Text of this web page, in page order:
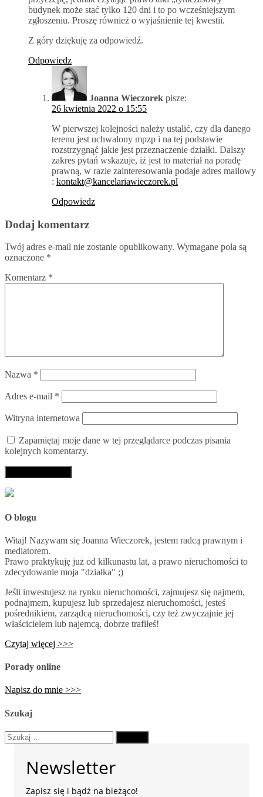
budynek może stać tylko 120 dni i to po wcześniejszym
zgłoszeniu. Proszę również o wyjaśnienie tej kwestii.
Z góry dziękuję za odpowiedź.
Odpowiedz
Joanna Wieczorek pisze:
26 kwietnia 2022 o 15:55
W pierwszej kolejności należy ustalić, czy dla danego
terenu jest uchwalony mpzp i na tej podstawie
rozstrzygnąć jakie jest przeznaczenie działki. Dalszy
zakres pytań wskazuje, iż jest to materiał na poradę
prawną, w razie zainteresowania podaje adres mailowy
: kontakt@kancelariawieczorek.pl
Odpowiedz
Dodaj komentarz
Twój adres e-mail nie zostanie opublikowany. Wymagane pola są
oznaczone *
Komentarz *
Nazwa *
Adres e-mail *
Witryna internetowa
Zapamiętaj moje dane w tej przeglądarce podczas pisania
kolejnych komentarzy.
O blogu
Witaj! Nazywam się Joanna Wieczorek, jestem radcą prawnym i
mediatorem.
Prawo praktykuję już od kilkunastu lat, a prawo nieruchomości to
zdecydowanie moja "działka" ;)
Jeśli inwestujesz na rynku nieruchomości, zajmujesz się najmem,
podnajmem, kupujesz lub sprzedajesz nieruchomości, jesteś
pośrednikiem, zarządcą nieruchomości, czy też zwyczajnie jej
właścicielem lub najemcą, dobrze trafiłeś!
Czytaj więcej >>>
Porady online
Napisz do mnie >>>
Szukaj
Szukaj:
Newsletter
Zapisz się i bądź na bieżąco!